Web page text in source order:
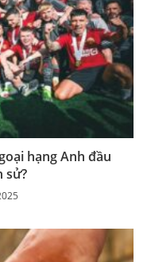
hạng Anh đầu
sử?